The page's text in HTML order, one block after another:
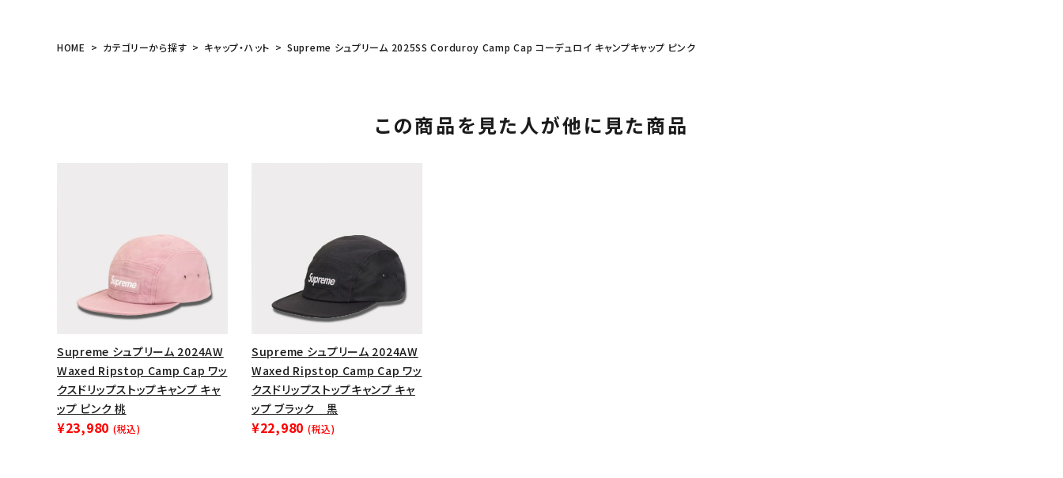
キーワードから探す
HOME カテゴリーから探す キャップ・ハット Supreme シュプリーム 2025SS Corduroy Camp Cap コーデュロイ キャンプキャップ ピンク
この商品を見た人が他に見た商品
Supreme シュプリーム 2024AW
Waxed Ripstop Camp Cap ワッ
クスドリップストップキャンプ キャ
ップ ピンク 桃
¥23,980 (税込)
Supreme シュプリーム 2024AW
Waxed Ripstop Camp Cap ワッ
クスドリップストップキャンプ キャ
ップ ブラック 黒
¥22,980 (税込)